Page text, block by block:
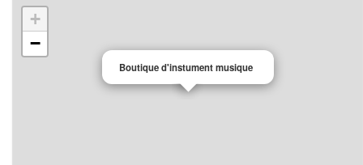
Boutique d'instument musique
+
−